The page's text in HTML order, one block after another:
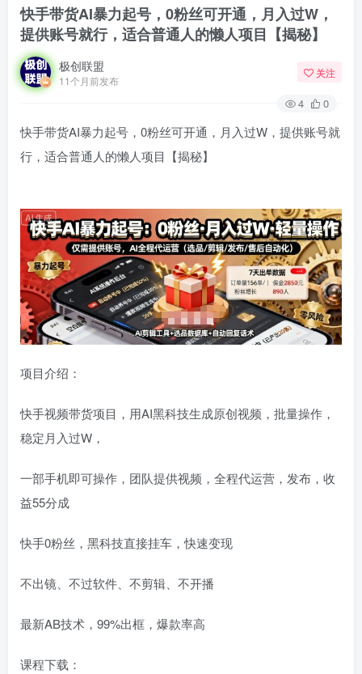
快手带货AI暴力起号，0粉丝可开通，月入过W，
提供账号就行，适合普通人的懒人项目【揭秘】
极创联盟
11个月前发布
关注
4 0
快手带货AI暴力起号，0粉丝可开通，月入过W，提供账号就
行，适合普通人的懒人项目【揭秘】
项目介绍：
快手视频带货项目，用AI黑科技生成原创视频，批量操作，
稳定月入过W，
一部手机即可操作，团队提供视频，全程代运营，发布，收
益55分成
快手0粉丝，黑科技直接挂车，快速变现
不出镜、不过软件、不剪辑、不开播
最新AB技术，99%出框，爆款率高
课程下载：